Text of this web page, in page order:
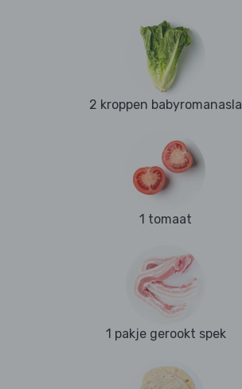
2 kroppen babyromanasla
1 tomaat
1 pakje gerookt spek